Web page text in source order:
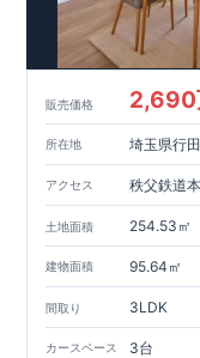
販売価格 2,690
所在地 埼玉県行
アクセス 秩父鉄道
土地面積 254.53㎡
建物面積 95.64㎡
間取り 3LDK
カースペース 3台